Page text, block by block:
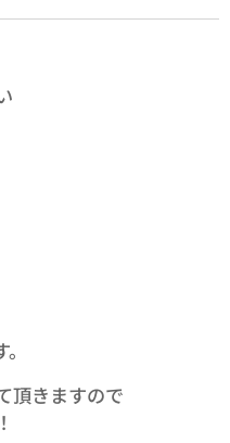
頂きますので